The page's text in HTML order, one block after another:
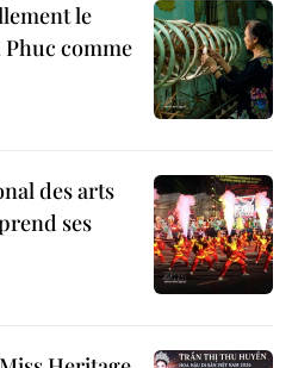
le
Phuc comme
des arts
ses